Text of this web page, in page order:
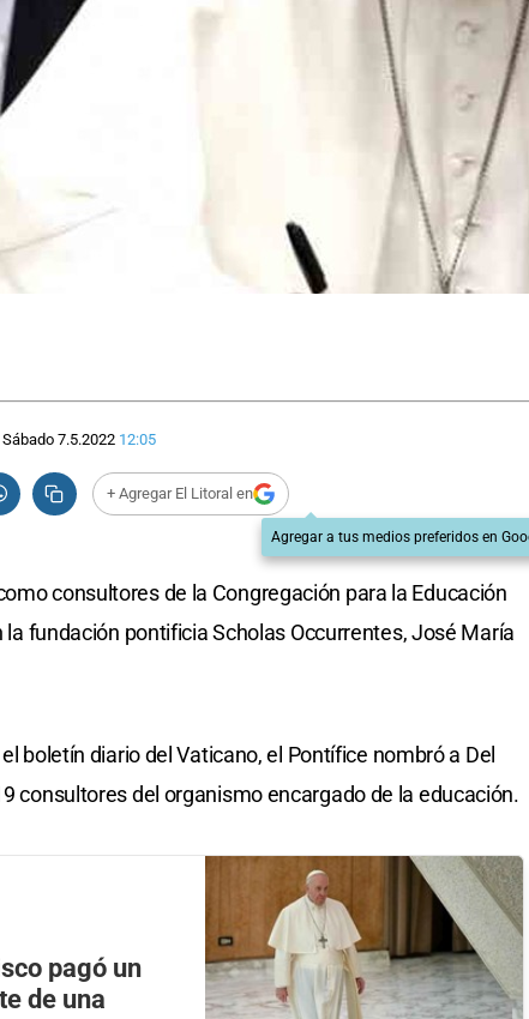
Sábado 7.5.2022 12:05
+ Agregar El Litoral en
Agregar a tus medios preferidos en
consultores de la Congregación para la Educación
fundación pontificia Scholas Occurrentes, José María
boletín diario del Vaticano, el Pontífice nombró a Del
consultores del organismo encargado de la educación.
pagó un
de una